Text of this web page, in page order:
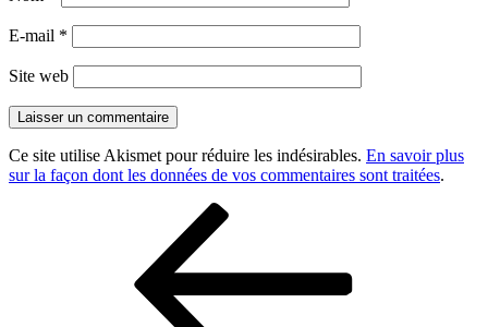
E-mail *
Site web
Ce site utilise Akismet pour réduire les indésirables. En savoir plus
sur la façon dont les données de vos commentaires sont traitées.